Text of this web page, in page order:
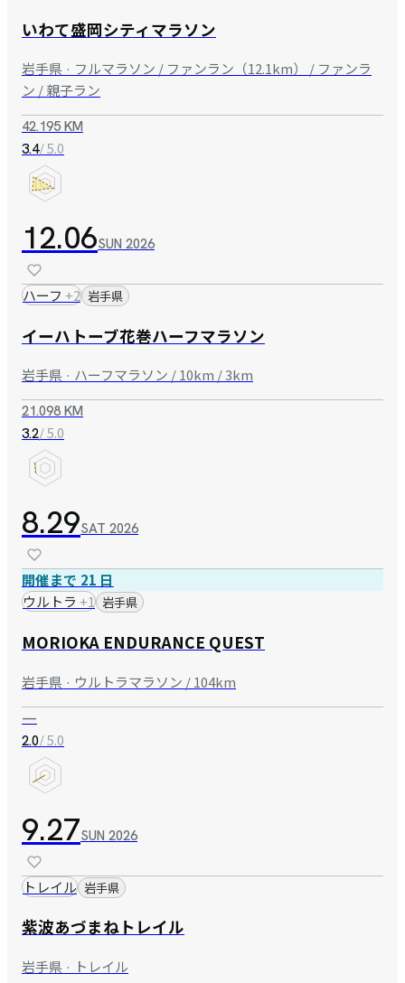
いわて盛岡シティマラソン
岩手県 · フルマラソン / ファンラン（12.1km） / ファンラ
ン / 親子ラン
42.195 KM
3.4/ 5.0
12.06SUN 2026
ハーフ +2 岩手県
イーハトーブ花巻ハーフマラソン
岩手県 · ハーフマラソン / 10km / 3km
21.098 KM
3.2/ 5.0
8.29SAT 2026
開催まで 21 日
ウルトラ +1 岩手県
MORIOKA ENDURANCE QUEST
岩手県 · ウルトラマラソン / 104km
—
2.0/ 5.0
9.27SUN 2026
トレイル 岩手県
紫波あづまねトレイル
岩手県 · トレイル